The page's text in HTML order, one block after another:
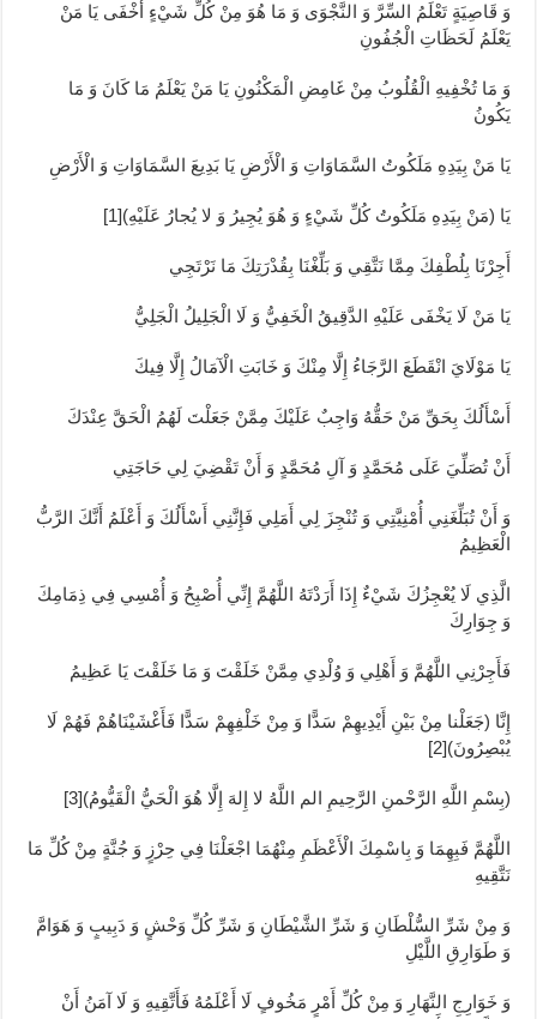
وَ قَاصِيَةٍ تَعْلَمُ السِّرَّ وَ النَّجْوَى وَ مَا هُوَ مِنْ كُلِّ شَيْ‏ءٍ أَخْفَى يَا مَنْ
يَعْلَمُ لَحَظَاتِ الْجُفُونِ
وَ مَا تُخْفِيهِ الْقُلُوبُ مِنْ غَامِضِ الْمَكْنُونِ يَا مَنْ يَعْلَمُ مَا كَانَ وَ مَا
يَكُونُ
يَا مَنْ بِيَدِهِ مَلَكُوتُ السَّمَاوَاتِ وَ الْأَرْضِ يَا بَدِيعَ السَّمَاوَاتِ وَ الْأَرْضِ
يَا (مَنْ بِيَدِهِ مَلَكُوتُ كُلِّ شَيْ‏ءٍ وَ هُوَ يُجِيرُ وَ لا يُجارُ عَلَيْهِ)‏[1]
أَجِرْنَا بِلُطْفِكَ مِمَّا نَتَّقِي وَ بَلِّغْنَا بِقُدْرَتِكَ مَا نَرْتَجِي
يَا مَنْ لَا يَخْفَى عَلَيْهِ الدَّقِيقُ الْخَفِيُّ وَ لَا الْجَلِيلُ الْجَلِيُّ
يَا مَوْلَايَ انْقَطَعَ الرَّجَاءُ إِلَّا مِنْكَ وَ خَابَتِ الْآمَالُ إِلَّا فِيكَ
أَسْأَلُكَ بِحَقِّ مَنْ حَقُّهُ وَاجِبٌ عَلَيْكَ مِمَّنْ جَعَلْتَ لَهُمُ الْحَقَّ عِنْدَكَ
أَنْ تُصَلِّيَ عَلَى مُحَمَّدٍ وَ آلِ مُحَمَّدٍ وَ أَنْ تَقْضِيَ لِي حَاجَتِي
وَ أَنْ تُبَلِّغَنِي أُمْنِيَّتِي وَ تُنْجِزَ لِي أَمَلِي فَإِنَّنِي أَسْأَلُكَ وَ أَعْلَمُ أَنَّكَ الرَّبُّ
الْعَظِيمُ
الَّذِي لَا يُعْجِزُكَ شَيْ‏ءٌ إِذَا أَرَدْتَهُ اللَّهُمَّ إِنِّي أُصْبِحُ وَ أُمْسِي فِي ذِمَامِكَ
وَ جِوَارِكَ
فَأَجِرْنِي اللَّهُمَّ وَ أَهْلِي وَ وُلْدِي مِمَّنْ خَلَقْتَ وَ مَا خَلَقْتَ يَا عَظِيمُ
إِنَّا (جَعَلْنا مِنْ بَيْنِ أَيْدِيهِمْ سَدًّا وَ مِنْ خَلْفِهِمْ سَدًّا فَأَغْشَيْنَاهُمْ فَهُمْ لَا
يُبْصِرُونَ)[2]
(بِسْمِ اللَّهِ الرَّحْمنِ الرَّحِيمِ الم اللَّهُ لا إِلهَ إِلَّا هُوَ الْحَيُّ الْقَيُّومُ‏)[3]
اللَّهُمَّ فَبِهِمَا وَ بِاسْمِكَ الْأَعْظَمِ مِنْهُمَا اجْعَلْنَا فِي حِرْزٍ وَ جُنَّةٍ مِنْ كُلِّ مَا
نَتَّقِيهِ
وَ مِنْ شَرِّ السُّلْطَانِ وَ شَرِّ الشَّيْطَانِ وَ شَرِّ كُلِّ وَحْشٍ وَ دَبِيبٍ وَ هَوَامَّ
وَ طَوَارِقِ اللَّيْلِ
وَ خَوَارِجِ النَّهَارِ وَ مِنْ كُلِّ أَمْرٍ مَخُوفٍ لَا أَعْلَمُهُ فَأَتَّقِيهِ وَ لَا آمَنُ أَنْ